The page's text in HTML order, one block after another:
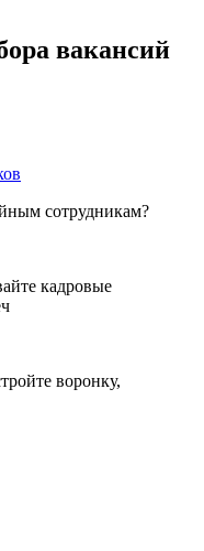
вакансий
сотрудникам?
кадровые
воронку,